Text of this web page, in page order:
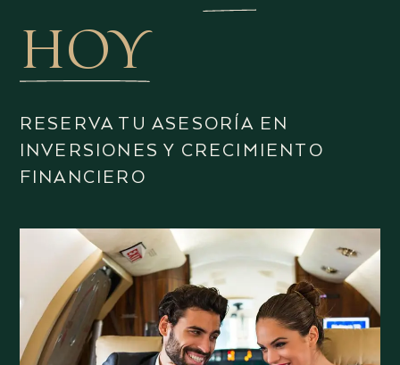
HOY
RESERVA TU ASESORÍA EN
INVERSIONES Y CRECIMIENTO
FINANCIERO